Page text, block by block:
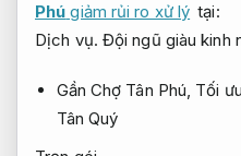
Phú giảm rủi ro xử lý tại:
Dịch vụ. Đội ngũ giàu kinh
Gần Chợ Tân Phú, Tối
Tân Quý